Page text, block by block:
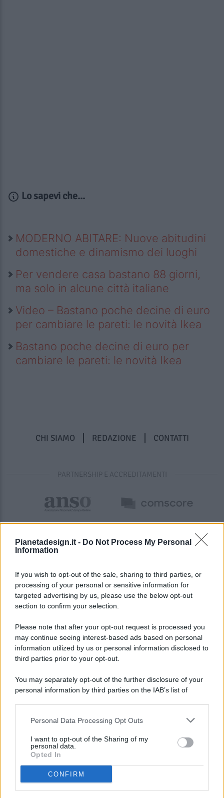
Pianetadesign.it - Do Not Process My Personal
Information
If you wish to opt-out of the sale, sharing to third parties, or
processing of your personal or sensitive information for
targeted advertising by us, please use the below opt-out
section to confirm your selection.
Please note that after your opt-out request is processed you
may continue seeing interest-based ads based on personal
information utilized by us or personal information disclosed to
third parties prior to your opt-out.
You may separately opt-out of the further disclosure of your
personal information by third parties on the IAB’s list of
This information may also be disclosed by us to third parties
disclose it to other third parties.
Personal Data Processing Opt Outs
I want to opt-out of the Sharing of my
personal data.
Opted In
CONFIRM
Lo sapevi che...
MODERNO ABITARE: Nuove abitudini
domestiche e dinamismo dei luoghi
Per vendere casa bastano 88 giorni,
ma solo in alcune città italiane
Video – Bastano poche decine di euro
per cambiare le pareti: le novità Ikea
Bastano poche decine di euro per
cambiare le pareti: le novità Ikea
CHI SIAMO REDAZIONE CONTATTI
PARTNERSHIP E ACCREDITAMENTI
© 2026 - Pianeta Design - P.IVA 04827280654 - Testata
Registrata Al Tribunale Di Nocera Inferiore N. 8/2020 - RG N.
ISCRIZIONE AL ROC N. 35792 – ISCRITTA ALL’ANSO
(ASSOCIAZIONE NAZIONALE STAMPA ONLINE)
PREFERENZE PRIVACY